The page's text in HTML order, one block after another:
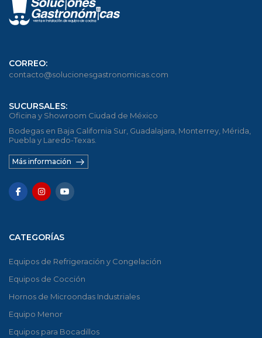
CORREO:
contacto@solucionesgastronomicas.com
SUCURSALES:
Oficina y Showroom Ciudad de México
Bodegas en Baja California Sur, Guadalajara, Monterrey, Mérida,
Puebla y Laredo-Texas.
Más información
CATEGORÍAS
Equipos de Refrigeración y Congelación
Equipos de Cocción
Hornos de Microondas Industriales
Equipo Menor
Equipos para Bocadillos